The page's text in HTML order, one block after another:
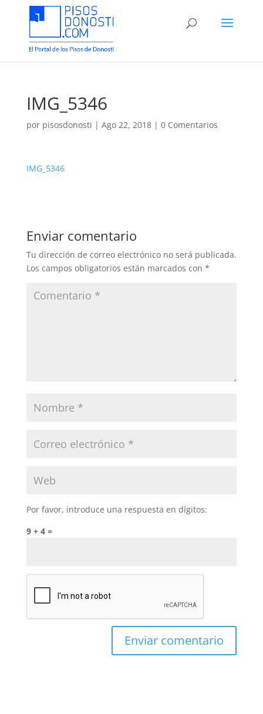
IMG_5346
por pisosdonosti | Ago 22, 2018| 0 Comentarios
IMG_5346
Enviar comentario
Tu dirección de correo electrónico no será publicada.
Los campos obligatorios están marcados con *
Por favor, introduce una respuesta en dígitos:
9 + 4 =